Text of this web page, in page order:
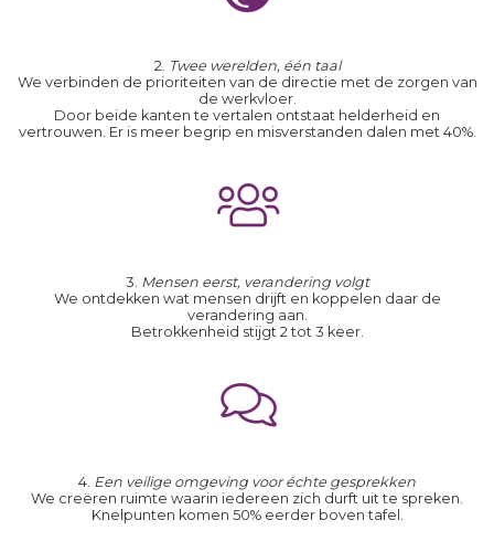
2. Twee werelden, één taal
We verbinden de prioriteiten van de directie met de zorgen van
de werkvloer.
Door beide kanten te vertalen ontstaat helderheid en
vertrouwen. Er is meer begrip en misverstanden dalen met 40%.
3. Mensen eerst, verandering volgt
We ontdekken wat mensen drijft en koppelen daar de
verandering aan.
Betrokkenheid stijgt 2 tot 3 keer.
4. Een veilige omgeving voor échte gesprekken
We creëren ruimte waarin iedereen zich durft uit te spreken.
Knelpunten komen 50% eerder boven tafel.